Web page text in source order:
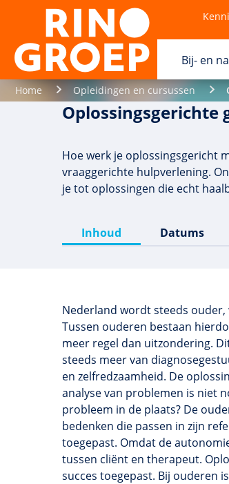
Bij- en
Home Opleidingen en cursussen
Oplossingsgerichte
Hoe werk je oplossingsgericht
vraaggerichte hulpverlening.
je tot oplossingen die echt
Inhoud Datums
Nederland wordt steeds ouder,
Tussen ouderen bestaan
meer regel dan uitzondering.
steeds meer van
en zelfredzaamheid. De
analyse van problemen is niet
probleem in de plaats? De
bedenken die passen in zijn
toegepast. Omdat de
tussen cliënt en therapeut.
succes toegepast. Bij ouderen